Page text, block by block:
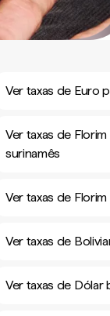
Ver taxas de Euro
Ver taxas de
surinamês
Ver taxas de
Ver taxas de
Ver taxas de Dólar